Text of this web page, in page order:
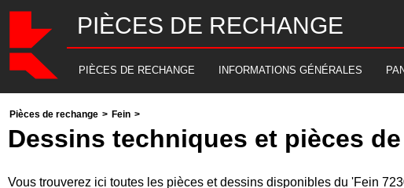
PIÈCES DE RECHANGE
PIÈCES DE RECHANGE INFORMATIONS GÉNÉRALES
Pièces de rechange > Fein >
Dessins techniques et pièces
Vous trouverez ici toutes les pièces et dessins disponibles du 'Fein